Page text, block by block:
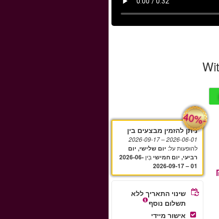
-
40%
ניתן להזמין מבצעים בין
2026-06-01
– 2026-09-17
להופעות על: יום שלישי, יום
רביעי, יום חמישי בֵּין 2026-06-
01 – 2026-09-17
שינוי התאריך ללא
תשלום נוסף
אישור מיידי